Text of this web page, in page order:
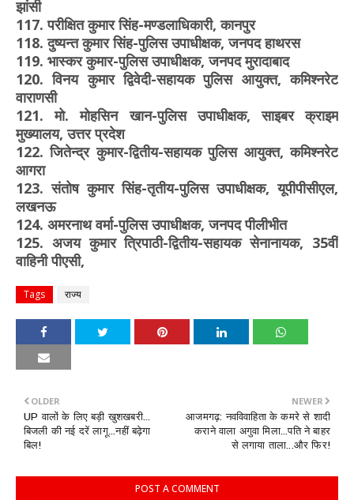
झांसी
117. परीक्षित कुमार सिंह-मण्डलाधिकारी, कानपुर
118. दुष्यन्त कुमार सिंह-पुलिस उपाधीक्षक, जनपद हाथरस
119. भास्कर कुमार-पुलिस उपाधीक्षक, जनपद मुरादाबाद
120. विनय कुमार द्विवेदी-सहायक पुलिस आयुक्त, कमिश्नरेट
वाराणसी
121. मो. मोहसिन खान-पुलिस उपाधीक्षक, साइबर क्राइम
मुख्यालय, उत्तर प्रदेश
122. जितेन्द्र कुमार-द्वितीय-सहायक पुलिस आयुक्त, कमिश्नरेट
आगरा
123. संतोष कुमार सिंह-तृतीय-पुलिस उपाधीक्षक, यूपीपीसीएल,
लखनऊ
124. अमरनाथ वर्मा-पुलिस उपाधीक्षक, जनपद पीलीभीत
125. अजय कुमार त्रिपाठी-द्वितीय-सहायक सेनानायक, 35वीं
वाहिनी पीएसी,
Tags राज्य
NEWER
आजमगढ़: नवविवाहिता के कमरे से शादी
कराने वाला अगुवा मिला...पति ने बाहर
से लगाया ताला...और फिर!
OLDER
UP वालों के लिए बड़ी खुशखबरी...
बिजली की नई दरें लागू...नहीं बढ़ेगा
बिल!
POST A COMMENT